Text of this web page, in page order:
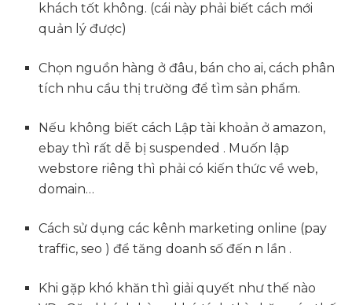
khách tốt không. (cái này phải biết cách mới
quản lý được)
Chọn nguồn hàng ở đâu, bán cho ai, cách phân
tích nhu cầu thị trường để tìm sản phẩm.
Nếu không biết cách Lập tài khoản ở amazon,
ebay thì rất dễ bị suspended . Muốn lập
webstore riêng thì phải có kiến thức về web,
domain…
Cách sử dụng các kênh marketing online (pay
traffic, seo ) để tăng doanh số đến n lần .
Khi gặp khó khăn thì giải quyết như thế nào